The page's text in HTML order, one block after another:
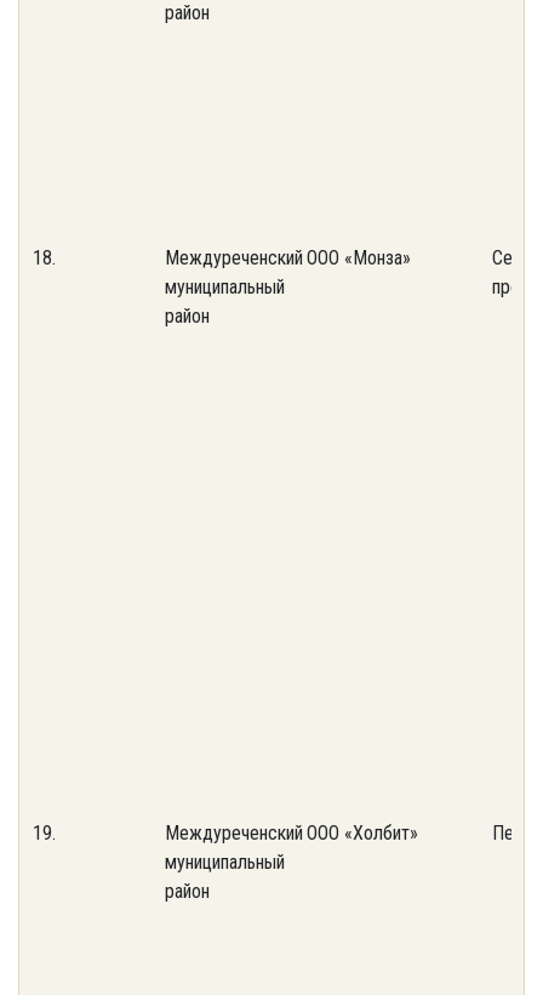
район
18.
Междуреченский
муниципальный
район
ООО «Монза»
19.
Междуреченский
муниципальный
район
ООО «Холбит»